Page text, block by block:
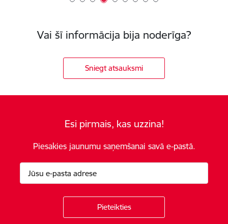
Vai šī informācija bija noderīga?
Sniegt atsauksmi
Esi pirmais, kas uzzina!
Piesakies jaunumu saņemšanai savā e-pastā.